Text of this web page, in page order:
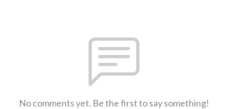
No comments yet. Be the first to say something!